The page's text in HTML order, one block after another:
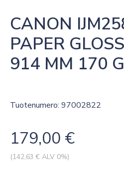
CANON
PAPER
914 MM 170
Tuotenumero: 97002822
179,00 €
(142,63 € ALV 0%)